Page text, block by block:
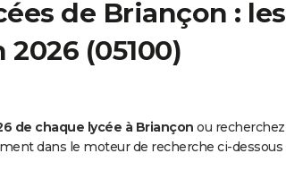
de Briançon : les
(05100)
de chaque lycée à Briançon ou recherchez
dans le moteur de recherche ci-dessous